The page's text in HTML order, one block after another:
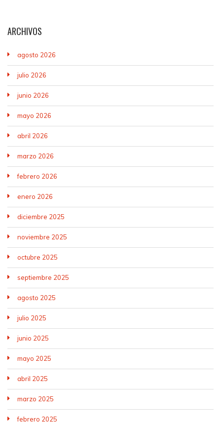
ARCHIVOS
agosto 2026
julio 2026
junio 2026
mayo 2026
abril 2026
marzo 2026
febrero 2026
enero 2026
diciembre 2025
noviembre 2025
octubre 2025
septiembre 2025
agosto 2025
julio 2025
junio 2025
mayo 2025
abril 2025
marzo 2025
febrero 2025